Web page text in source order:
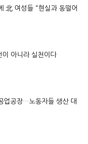
北 여성들 “현실과 동떨어
이 아니라 실천이다
업공장…노동자들 생산 대